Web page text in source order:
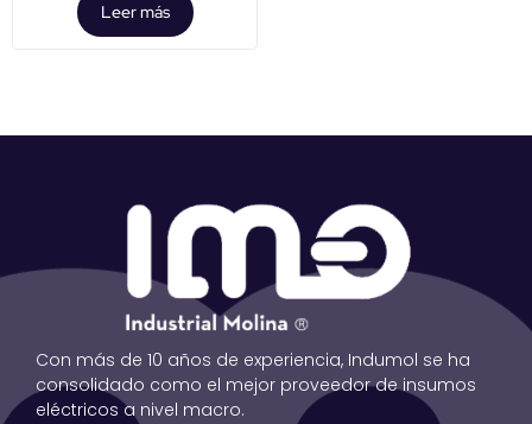
Leer más
Con más de 10 años de experiencia, Indumol se ha
consolidado como el mejor proveedor de insumos
eléctricos a nivel macro.